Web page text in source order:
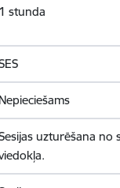
stunda
Nepieciešams
uzturēšana no